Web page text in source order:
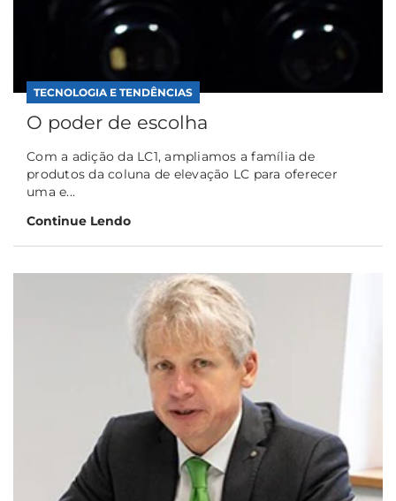
TECNOLOGIA E TENDÊNCIAS
O poder de escolha
Com a adição da LC1, ampliamos a família de
produtos da coluna de elevação LC para oferecer
uma e...
Continue Lendo